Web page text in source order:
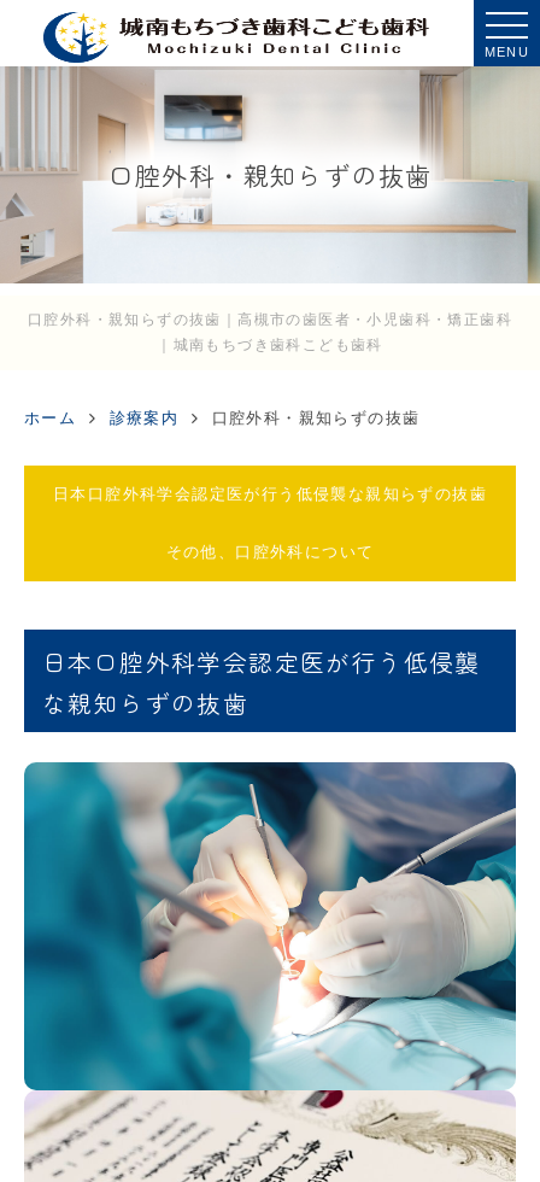
MENU
口腔外科・親知らずの抜歯
口腔外科・親知らずの抜歯｜高槻市の歯医者・小児歯科・矯正歯科
｜城南もちづき歯科こども歯科
ホーム 診療案内 口腔外科・親知らずの抜歯
日本口腔外科学会認定医が行う低侵襲な親知らずの抜歯
その他、口腔外科について
日本口腔外科学会認定医が行う低侵襲
な親知らずの抜歯